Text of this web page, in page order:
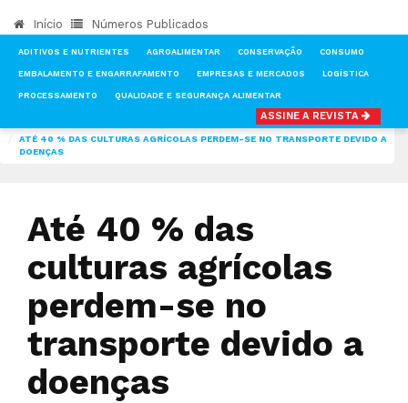
Início Números Publicados
ADITIVOS E NUTRIENTES AGROALIMENTAR CONSERVAÇÃO CONSUMO
EMBALAMENTO E ENGARRAFAMENTO EMPRESAS E MERCADOS LOGÍSTICA
PROCESSAMENTO QUALIDADE E SEGURANÇA ALIMENTAR
ASSINE A REVISTA
ATÉ 40 % DAS CULTURAS AGRÍCOLAS PERDEM-SE NO TRANSPORTE DEVIDO A
DOENÇAS
Até 40 % das
culturas agrícolas
perdem-se no
transporte devido a
doenças